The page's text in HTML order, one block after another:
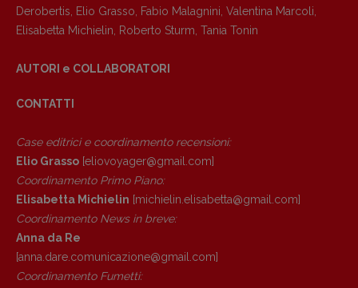
ARCHIVIO E AUTORI
Derobertis
Elio Grasso Fabio Malagnini Valentina Marcoli
Elisabetta Michielin
Roberto Sturm Tania Tonin
AUTORI e COLLABORATORI
CONTATTI
Case editrici e coordinamento recensioni:
Elio Grasso [eliovoyager@gmail.com]
Coordinamento Primo Piano:
Elisabetta Michielin [michielin.elisabetta@gmail.com]
Coordinamento News in breve:
Anna da Re
[anna.dare.comunicazione@gmail. com]
Coordinamento Fumetti: